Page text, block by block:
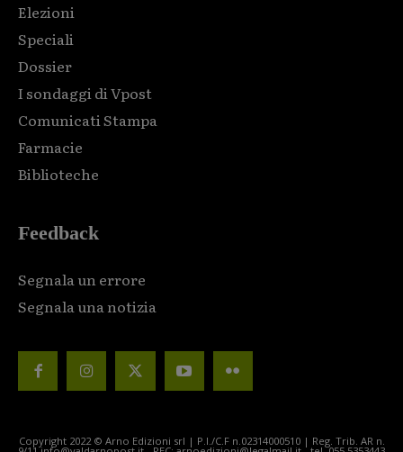
Elezioni
Speciali
Dossier
I sondaggi di Vpost
Comunicati Stampa
Farmacie
Biblioteche
Feedback
Segnala un errore
Segnala una notizia
Copyright 2022 © Arno Edizioni srl | P.I./C.F n.02314000510 | Reg. Trib. AR n.